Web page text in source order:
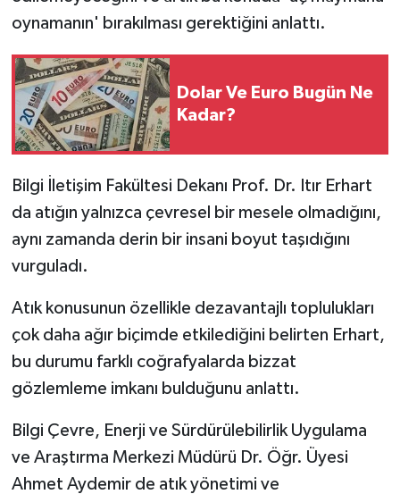
oynamanın' bırakılması gerektiğini anlattı.
Dolar Ve Euro Bugün Ne
Kadar?
Bilgi İletişim Fakültesi Dekanı Prof. Dr. Itır Erhart
da atığın yalnızca çevresel bir mesele olmadığını,
aynı zamanda derin bir insani boyut taşıdığını
vurguladı.
Atık konusunun özellikle dezavantajlı toplulukları
çok daha ağır biçimde etkilediğini belirten Erhart,
bu durumu farklı coğrafyalarda bizzat
gözlemleme imkanı bulduğunu anlattı.
Bilgi Çevre, Enerji ve Sürdürülebilirlik Uygulama
ve Araştırma Merkezi Müdürü Dr. Öğr. Üyesi
Ahmet Aydemir de atık yönetimi ve